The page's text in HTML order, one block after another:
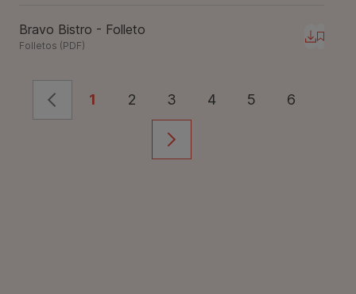
Bravo Bistro - Folleto
Folletos (PDF)
1 2 3 4 5 6